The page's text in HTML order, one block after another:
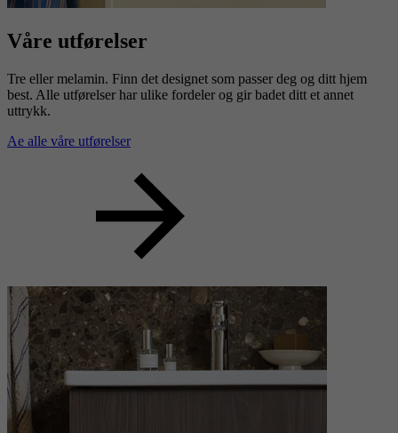
Våre utførelser
Tre eller melamin. Finn det designet som passer deg og ditt hjem
best. Alle utførelser har ulike fordeler og gir badet ditt et annet
uttrykk.
Ae alle våre utførelser